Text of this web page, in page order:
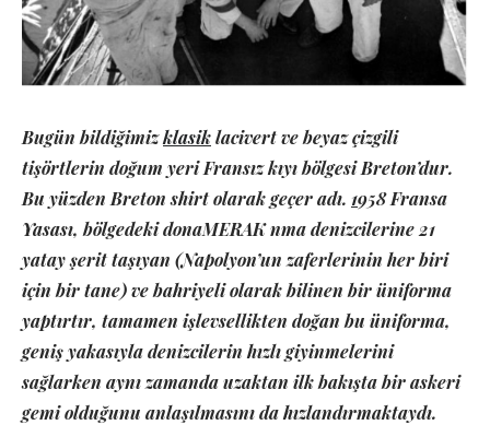
Bugün bildiğimizklasiklacivert ve beyaz çizgili
tişörtlerin doğum yeri Fransız kıyı bölgesi Breton’dur.
Bu yüzden Breton shirt olarak geçer adı. 1958 Fransa
Yasası, bölgedeki donaMERAK nma denizcilerine 21
yatay şerit taşıyan (Napolyon’un zaferlerinin her biri
için bir tane) ve bahriyeli olarak bilinen bir üniforma
yaptırtır, tamamen işlevsellikten doğan bu üniforma,
geniş yakasıyla denizcilerin hızlı giyinmelerini
sağlarken aynı zamanda uzaktan ilk bakışta bir askeri
gemi olduğunu anlaşılmasını da hızlandırmaktaydı.